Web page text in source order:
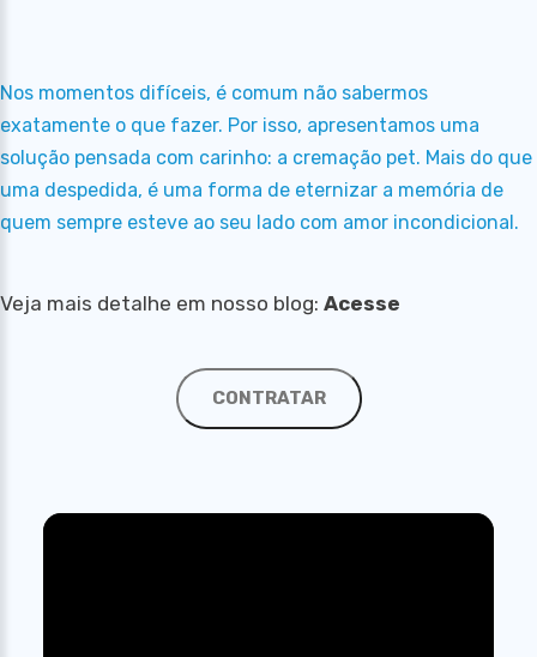
Nos momentos difíceis, é comum não sabermos
exatamente o que fazer. Por isso, apresentamos uma
solução pensada com carinho: a cremação pet. Mais do que
uma despedida, é uma forma de eternizar a memória de
quem sempre esteve ao seu lado com amor incondicional.
Veja mais detalhe em nosso blog: Acesse
CONTRATAR